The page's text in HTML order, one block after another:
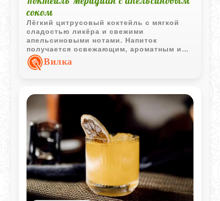
соком
Лёгкий цитрусовый коктейль с мягкой
сладостью ликёра и свежими
апельсиновыми нотами. Напиток
получается освежающим, ароматным и
отлично подходит для неспешной подачи
через соломинку.
Вилка